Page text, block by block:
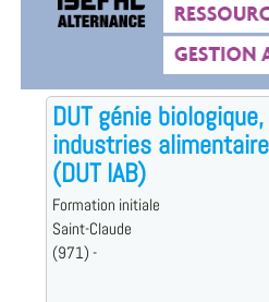
DUT génie
industries
(DUT IAB)
Formation initiale
Saint-Claude
(971) -